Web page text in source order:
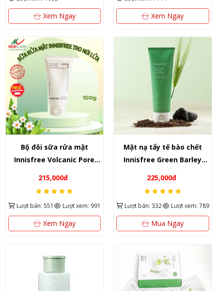
Xem Ngay Xem Ngay
Bộ đôi sữa rửa mặt
Innisfree Volcanic Pore
dưỡng da khỏe mạnh từ
Hàn Quốc
215,000đ
Lượt bán: 551 Lượt xem: 991
Xem Ngay
Mặt nạ tẩy tế bào chết
Innisfree Green Barley
Jeju Hàn Quốc
225,000đ
Lượt bán: 332 Lượt xem: 789
Mua Ngay